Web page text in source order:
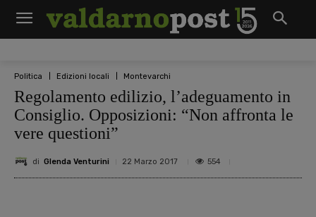
Politica Edizioni locali Montevarchi
Regolamento edilizio, l’adeguamento in
Consiglio. Opposizioni: “Non affronta le
vere questioni”
di Glenda Venturini 22 Marzo 2017 554